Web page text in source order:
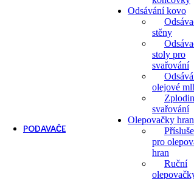
Odsávání kovo
stěny
stoly pro
svařování
olejové
svařování
Olepovačky hran
pro
hran
Ruční
PODAVAČE